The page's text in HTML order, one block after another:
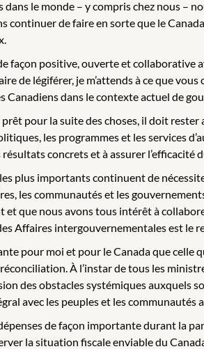
dans le monde – y compris chez nous
continuer de faire en sorte que le
façon positive, ouverte et collaborative
de légiférer, je m’attends à ce que
Canadiens dans le contexte actuel de
pour la suite des choses, il doit
les programmes et les services
concrets et à assurer l’efficacité
plus importants continuent de
les communautés et les
que nous avons tous intérêt à
Affaires intergouvernementales est le
pour moi et pour le Canada que
À l’instar de tous les
des obstacles systémiques auxquels
avec les peuples et les
de façon importante durant la
la situation fiscale enviable du